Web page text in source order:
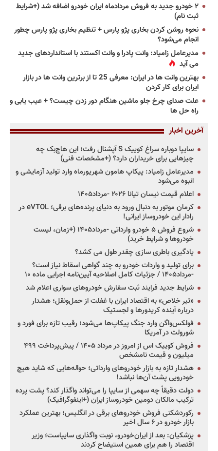
۲ خودرو جدید به فروش مردادماه ایران خودرو اضافه شد (+شرایط
ثبت نام)
نحوه روشن کردن بخاری پژو پارس + تنظیم بخاری پژو پارس چطور
انجام می‌شود؟
مدیرعامل زامیاد: وانت پادرا و وانت اکستند با استانداردهای جدید
می آید
بهترین وانت ها در ایران: معرفی 25 تا از برترین وانت ها در بازار
ایران برای کار کردن
علت صدای چرخ جلو ماشین هنگام دور زدن چیست؟ + عیب یابی و
راه حل ها
آخرین اخبار
سایپا دوباره سراغ کوییک S آپشنال رفت؛ این هاچ‌بک چه
چیزهایی برای خریداران دارد؟ (+مشخصات فنی)
مدیرعامل زامیاد: پیکاپ هامون شهریورماه وارد تولید آزمایشی و
انبوه می‌شود
اعلام قیمت نیسان تیانا ۲۰۲۶ -مرداد۱۴۰۵
کرمان موتور به دنبال ورود به دنیای پرنده‌های برقی؛ eVTOL در
رادار این خودروساز ایرانی!
شروع فروش ۵ خودرو وارداتی -مرداد۱۴۰۵ (+زمان، لیست
خودروها و شرایط خرید)
یادگیری باطری سازی چقدر طول می کشد؟
برای تولید و واردات خودرو به چند گواهی اسقاط نیاز است؟
-مرداد۱۴۰۵ / جزئیات کامل اصلاحیه آیین‌نامه اجرایی ماده ۱۰
شرایط جدید فرایند ثبت سفارش خودروهای سواری اعلام شد
«تیر خلاص» به اقتصاد ایران با غفلت از حمل‌ونقل؛ هشدار
درباره آینده کریدورها و لجستیک
فولکس‌واگن وارد جنگ پیکاپ‌ها می‌شود؛ رقیب تازه برای فورد و
شورولت در آمریکا
فروش کوییک اس از امروز در مرداد ۱۴۰۵ / پیش‌پرداخت ۴۹۹
میلیون و قیمت نامشخص
هشدار تازه به بازار خودروهای وارداتی؛ حواله‌هایی که شاید هیچ
خودرویی پشت آن‌ها نباشد!
دولت دقیقاً چه سهمی از سایپا را می‌تواند واگذار کند؟ پشت پرده
ترکیب مالکان دومین خودروساز ایران (+اینفوگرافیک)
رکوردشکنی فروش خودروهای برقی در انگلیس؛ بهترین عملکرد
بازار خودرو در ۶ سال اخیر
پزشکیان: بعد از ایران‌خودرو، نوبت واگذاری سایپاست؛ وزیر
اقتصاد را هم برای همین استیضاح کردند